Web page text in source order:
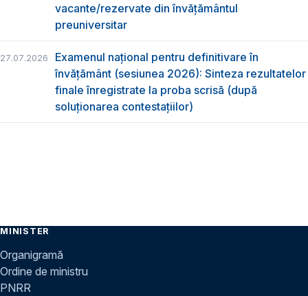
vacante/rezervate din învăţământul
preuniversitar
27.07.2026
Examenul național pentru definitivare în
învățământ (sesiunea 2026): Sinteza rezultatelor
finale înregistrate la proba scrisă (după
soluționarea contestațiilor)
MINISTER
Organigramă
Ordine de ministru
PNRR